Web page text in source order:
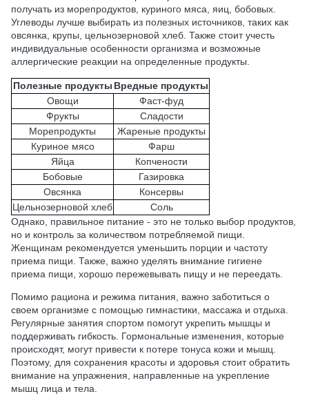
получать из морепродуктов, куриного мяса, яиц, бобовых.
Углеводы лучше выбирать из полезных источников, таких как
овсянка, крупы, цельнозерновой хлеб. Также стоит учесть
индивидуальные особенности организма и возможные
аллергические реакции на определенные продукты.
Полезные продукты Вредные продукты
Овощи
Фаст-фуд
Фрукты
Сладости
Морепродукты
Жареные продукты
Куриное мясо
Фарш
Яйца
Копчености
Бобовые
Газировка
Овсянка
Консервы
Цельнозерновой хлеб
Соль
Однако, правильное питание - это не только выбор продуктов,
но и контроль за количеством потребляемой пищи.
Женщинам рекомендуется уменьшить порции и частоту
приема пищи. Также, важно уделять внимание гигиене
приема пищи, хорошо пережевывать пищу и не переедать.
Помимо рациона и режима питания, важно заботиться о
своем организме с помощью гимнастики, массажа и отдыха.
Регулярные занятия спортом помогут укрепить мышцы и
поддерживать гибкость. Гормональные изменения, которые
происходят, могут привести к потере тонуса кожи и мышц.
Поэтому, для сохранения красоты и здоровья стоит обратить
внимание на упражнения, направленные на укрепление
мышц лица и тела.